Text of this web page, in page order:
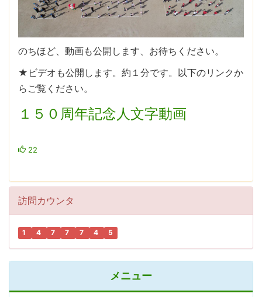
のちほど、動画も公開します、お待ちください。
★ビデオも公開します。約１分です。以下のリンクか
らご覧ください。
１５０周年記念人文字動画
22
訪問カウンタ
1 4 7 7 7 4 5
メニュー